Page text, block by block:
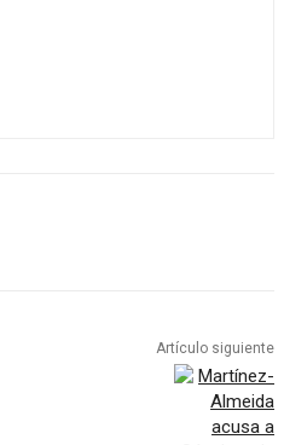
Artículo siguiente